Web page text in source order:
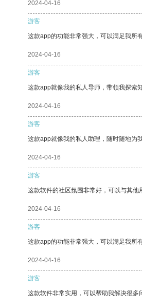
2024-04-16
游客
这款app的功能非常强大，可以满足我所
2024-04-16
游客
这款app就像我的私人导师，带领我探索
2024-04-16
游客
这款app就像我的私人助理，随时随地为
2024-04-16
游客
这款软件的社区氛围非常好，可以与其他
2024-04-16
游客
这款app的功能非常强大，可以满足我所
2024-04-16
游客
这款软件非常实用，可以帮助我解决很多